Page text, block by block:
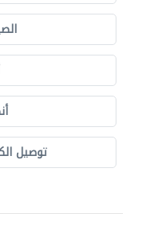
توصيل